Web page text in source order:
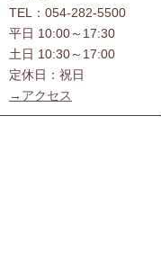
TEL：054-282-5500
平日 10:00～17:30
土日 10:30～17:00
定休日：祝日
→アクセス